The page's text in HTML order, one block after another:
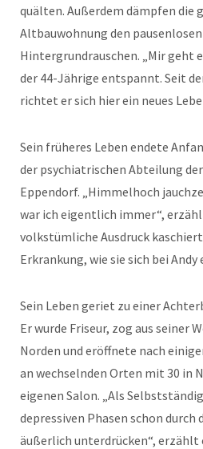
quälten. Außerdem dämpfen die
Altbauwohnung den
Hintergrundrauschen. „Mir geht
der 44-Jährige entspannt. Seit
richtet er sich hier ein neues
Sein früheres Leben endete
der psychiatrischen Abteilung
Eppendorf. „Himmelhoch
war ich eigentlich immer“,
volkstümliche Ausdruck
Erkrankung, wie sie sich bei
Sein Leben geriet zu einer
Er wurde Friseur, zog aus seiner
Norden und eröffnete nach
an wechselnden Orten mit 30 in
eigenen Salon. „Als
depressiven Phasen schon durch
äußerlich unterdrücken“, erzählt